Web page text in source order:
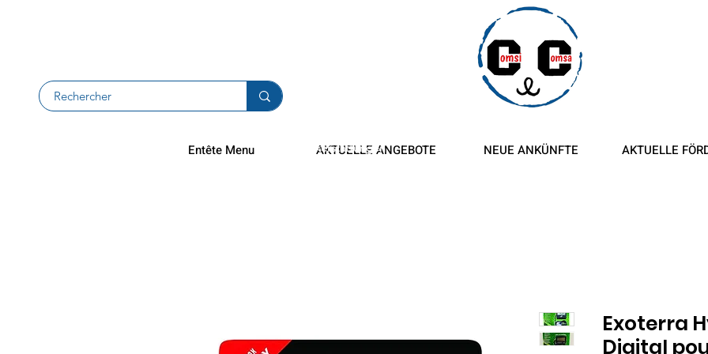
Entête Menu AKTUELLE ANGEBOTE NEUE ANKÜNFTE AKTUELLE
Rückerstattungen
Exoterra
Digital